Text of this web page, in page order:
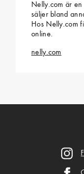
Nelly.com är
säljer bland
Hos Nelly.com
online.
nelly.com